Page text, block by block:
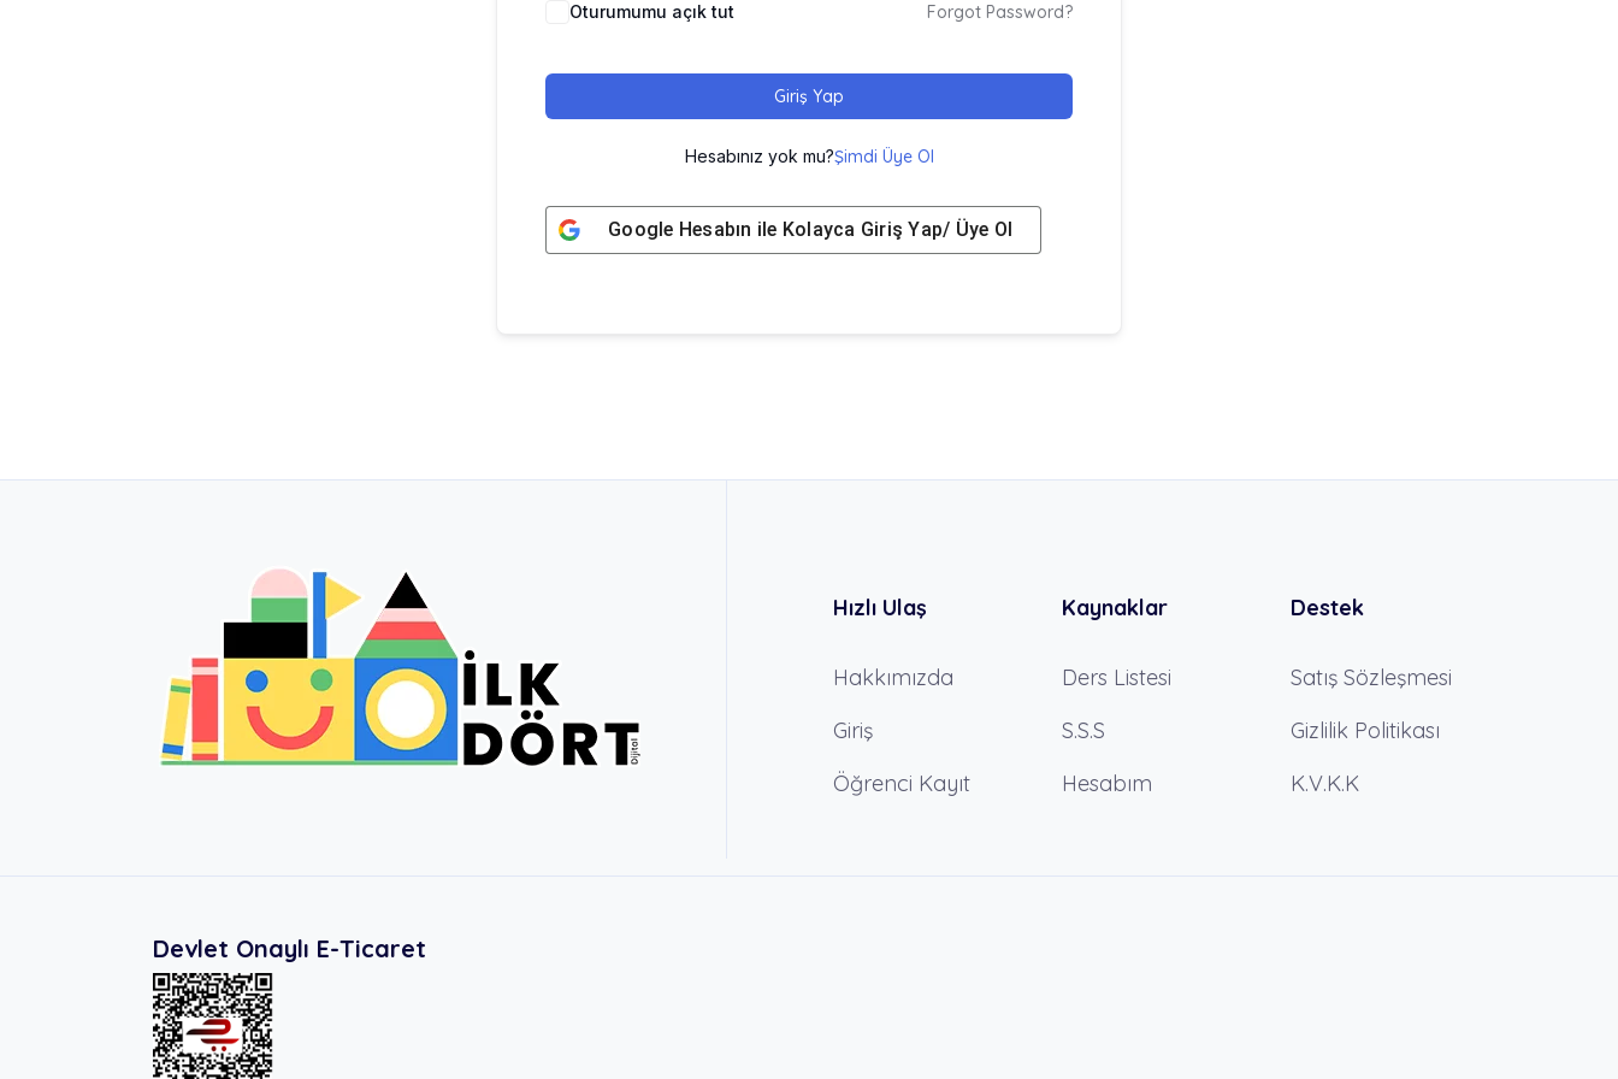
Oturumumu açık tut Forgot Password?
Giriş Yap
Hesabınız yok mu?Şimdi Üye Ol
Google Hesabın ile Kolayca Giriş Yap/ Üye Ol
Hızlı Ulaş
Hakkımızda
Giriş
Öğrenci Kayıt
Kaynaklar
Ders Listesi
S.S.S
Hesabım
Destek
Satış Sözleşmesi
Gizlilik Politikası
K.V.K.K
Devlet Onaylı E-Ticaret